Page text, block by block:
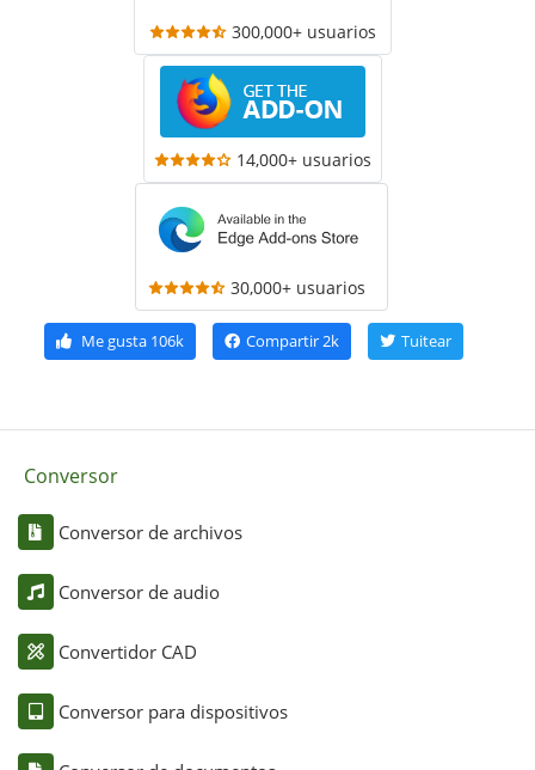
300,000+ usuarios
14,000+ usuarios
30,000+ usuarios
Me gusta106k Compartir2k Tuitear
Conversor
Conversor de archivos
Conversor de audio
Convertidor CAD
Conversor para dispositivos